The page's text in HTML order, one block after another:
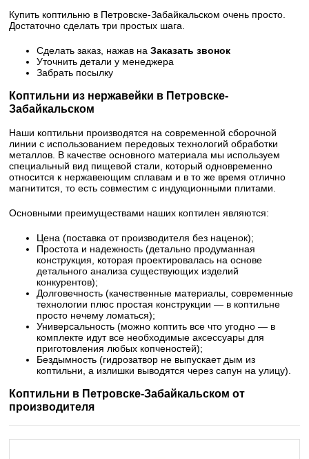
Купить коптильню в Петровске-Забайкальском очень просто.
Достаточно сделать три простых шага.
Сделать заказ, нажав наЗаказать звонок
Уточнить детали у менеджера
Забрать посылку
Коптильни из нержавейки в Петровске-
Забайкальском
Наши коптильни производятся на современной сборочной
линии с использованием передовых технологий обработки
металлов. В качестве основного материала мы используем
специальный вид пищевой стали, который одновременно
относится к нержавеющим сплавам и в то же время отлично
магнитится, то есть совместим с индукционными плитами.
Основными преимуществами наших коптилен являются:
Цена (поставка от производителя без наценок);
Простота и надежность (детально продуманная
конструкция, которая проектировалась на основе
детального анализа существующих изделий
конкурентов);
Долговечность (качественные материалы, современные
технологии плюс простая конструкции — в коптильне
просто нечему ломаться);
Универсальность (можно коптить все что угодно — в
комплекте идут все необходимые аксессуары для
приготовления любых копченостей);
Бездымность (гидрозатвор не выпускает дым из
коптильни, а излишки выводятся через сапун на улицу).
Коптильни в Петровске-Забайкальском от
производителя